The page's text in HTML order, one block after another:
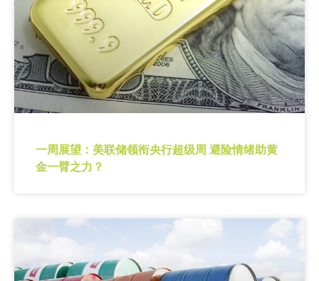
一周展望：美联储领衔央行超级周 避险情绪助黄
金一臂之力？